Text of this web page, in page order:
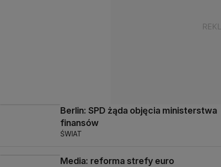
Berlin: SPD żąda objęcia ministerstwa
finansów
ŚWIAT
Media: reforma strefy euro